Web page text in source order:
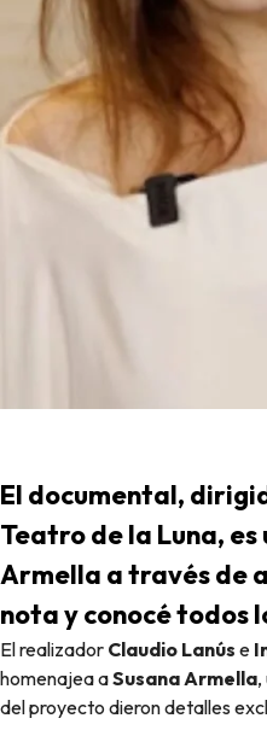
El documental,
Teatro de la Luna,
Armella a través de
nota y conocé todos
El realizador Claudio Lanús e
homenajea aSusana Armella
del proyecto dieron detalles